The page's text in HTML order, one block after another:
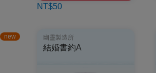
new
NT$50
幽靈製造所
結婚書約A